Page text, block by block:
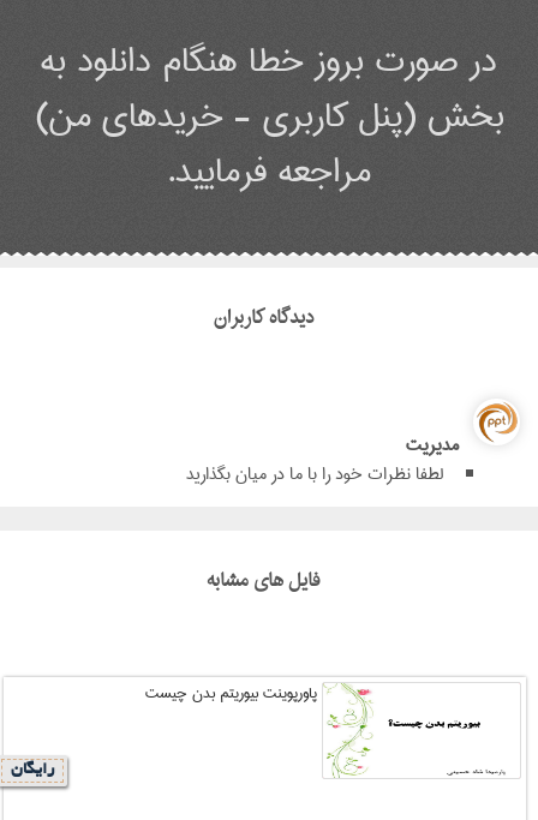
در صورت بروز خطا هنگام دانلود به
بخش (پنل کاربری - خریدهای من)
مراجعه فرمایید.
دیدگاه کاربران
مدیریت
لطفا نظرات خود را با ما در میان بگذارید
فایل های مشابه
پاورپوینت بیوریتم بدن چیست
رایگان